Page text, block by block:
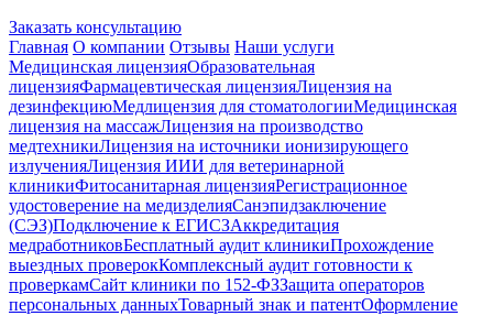
Заказать консультацию
Главная О компании Отзывы Наши услуги
Медицинская лицензияОбразовательная
лицензияФармацевтическая лицензияЛицензия на
дезинфекциюМедлицензия для стоматологииМедицинская
лицензия на массажЛицензия на производство
медтехникиЛицензия на источники ионизирующего
излученияЛицензия ИИИ для ветеринарной
клиникиФитосанитарная лицензияРегистрационное
удостоверение на медизделияСанэпидзаключение
(СЭЗ)Подключение к ЕГИСЗАккредитация
медработниковБесплатный аудит клиникиПрохождение
выездных проверокКомплексный аудит готовности к
проверкамСайт клиники по 152-ФЗЗащита операторов
персональных данныхТоварный знак и патентОформление